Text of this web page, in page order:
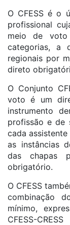
O CFESS é o
profissional
meio de voto
categorias, a
regionais por
direto
O Conjunto
voto é um
instrumento
profissão e de
cada
as instâncias
das chapas
obrigatório.
O CFESS
combinação
mínimo,
CFESS-